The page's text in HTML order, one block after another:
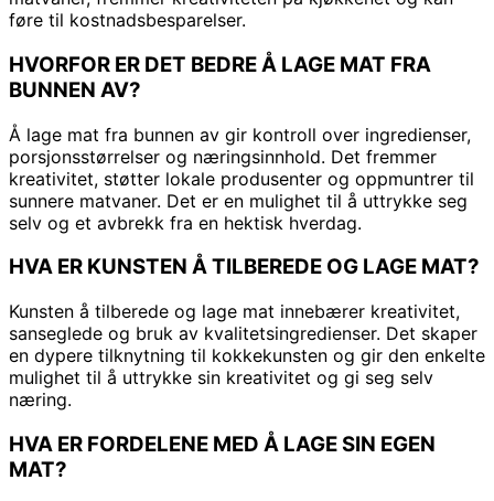
føre til kostnadsbesparelser.
HVORFOR ER DET BEDRE Å LAGE MAT FRA
BUNNEN AV?
Å lage mat fra bunnen av gir kontroll over ingredienser,
porsjonsstørrelser og næringsinnhold. Det fremmer
kreativitet, støtter lokale produsenter og oppmuntrer til
sunnere matvaner. Det er en mulighet til å uttrykke seg
selv og et avbrekk fra en hektisk hverdag.
HVA ER KUNSTEN Å TILBEREDE OG LAGE MAT?
Kunsten å tilberede og lage mat innebærer kreativitet,
sanseglede og bruk av kvalitetsingredienser. Det skaper
en dypere tilknytning til kokkekunsten og gir den enkelte
mulighet til å uttrykke sin kreativitet og gi seg selv
næring.
HVA ER FORDELENE MED Å LAGE SIN EGEN
MAT?